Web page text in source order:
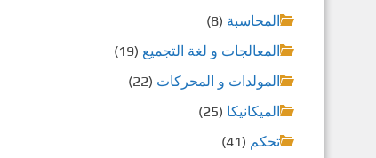
المحاسبة (8)
المعالجات و لغة التجميع (19)
المولدات و المحركات (22)
الميكانيكا (25)
تحكم (41)